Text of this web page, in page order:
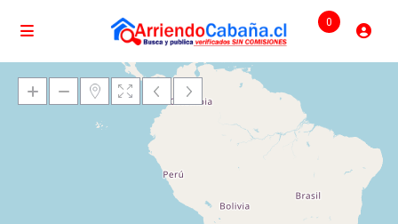
0
Cargando mapas